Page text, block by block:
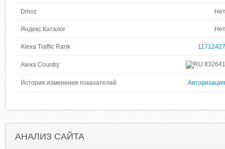
Dmoz Нет
Яндекс Каталог Нет
Alexa Traffic Rank 11712427
Alexa Country 832641
История изменения показателей Авторизация
АНАЛИЗ САЙТА